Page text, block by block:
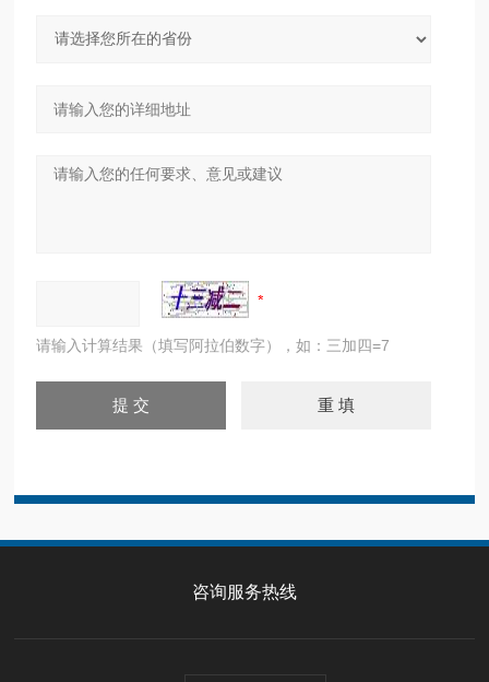
请输入计算结果（填写阿拉伯数字），如：三加四=7
咨询服务热线